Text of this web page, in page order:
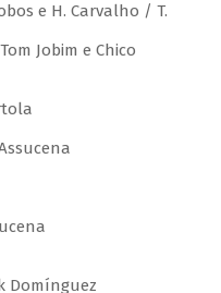
e H. Carvalho / T.
Jobim e Chico
Domínguez